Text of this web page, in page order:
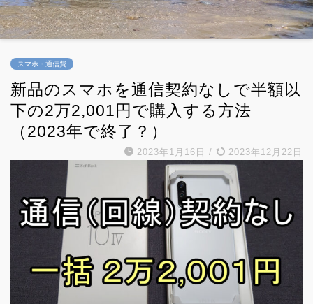
スマホ・通信費
新品のスマホを通信契約なしで半額以
下の2万2,001円で購入する方法
（2023年で終了？）
2023年1月16日 / 2023年12月22日